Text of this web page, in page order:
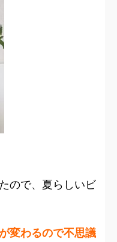
ので、夏らしいビ
変わるので不思議